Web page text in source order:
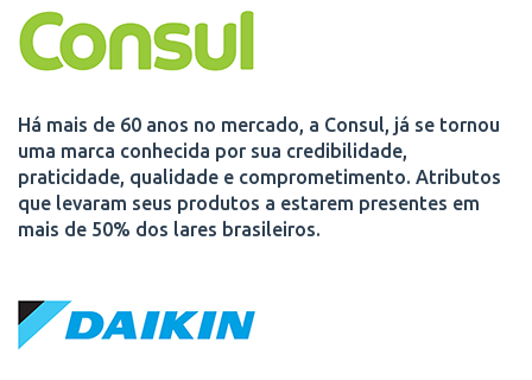
Há mais de 60 anos no mercado, a Consul, já se tornou
uma marca conhecida por sua credibilidade,
praticidade, qualidade e comprometimento. Atributos
que levaram seus produtos a estarem presentes em
mais de 50% dos lares brasileiros.